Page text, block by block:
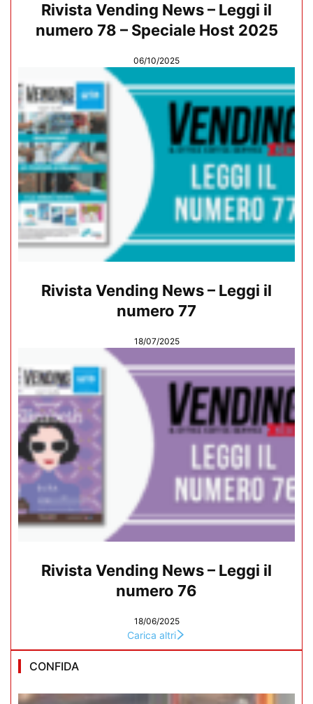
Rivista Vending News – Leggi il
numero 78 – Speciale Host 2025
06/10/2025
Rivista Vending News – Leggi il
numero 77
18/07/2025
Rivista Vending News – Leggi il
numero 76
18/06/2025
Carica altri
CONFIDA